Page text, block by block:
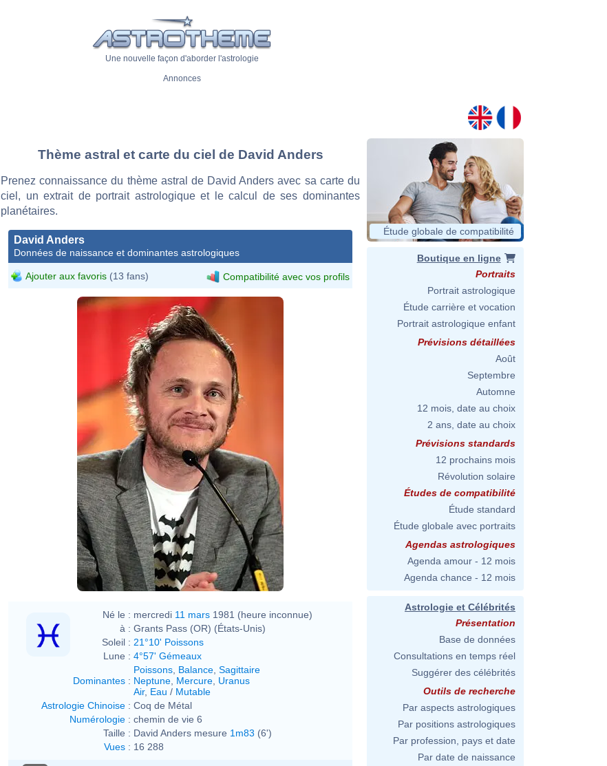
Une nouvelle façon d'aborder l'astrologie
Annonces
Thème astral et carte du ciel de David Anders
Prenez connaissance du thème astral de David Anders avec sa carte du
ciel, un extrait de portrait astrologique et le calcul de ses dominantes
planétaires.
David Anders
Données de naissance et dominantes astrologiques
Ajouter aux favoris (13 fans) Compatibilité avec vos profils
Né le : mercredi 11 mars 1981 (heure inconnue)
à : Grants Pass (OR) (États-Unis)
Soleil : 21°10' Poissons
Lune : 4°57' Gémeaux
Dominantes :
Poissons Balance Sagittaire
Neptune Mercure Uranus
Air, Eau / Mutable
Astrologie Chinoise : Coq de Métal
Numérologie : chemin de vie 6
Taille : David Anders mesure 1m83 (6')
Vues : 16 288
Étude globale de compatibilité
Boutique en ligne
Portraits
Portrait astrologique
Étude carrière et vocation
Portrait astrologique enfant
Prévisions détaillées
Août
Septembre
Automne
12 mois, date au choix
2 ans, date au choix
Prévisions standards
12 prochains mois
Révolution solaire
Études de compatibilité
Étude standard
Étude globale avec portraits
Agendas astrologiques
Agenda amour - 12 mois
Agenda chance - 12 mois
Astrologie et Célébrités
Présentation
Base de données
Consultations en temps réel
Suggérer des célébrités
Outils de recherche
Par aspects astrologiques
Par positions astrologiques
Par profession, pays et date
Par date de naissance